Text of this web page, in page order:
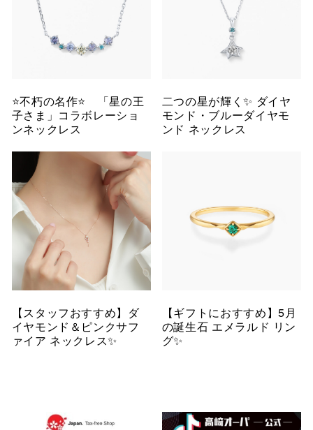
⭐️不朽の名作⭐️ 「星の王
子さま」コラボレーショ
ンネックレス
二つの星が輝く✨ ダイヤ
モンド・ブルーダイヤモ
ンド ネックレス
【スタッフおすすめ】ダ
イヤモンド＆ピンクサフ
ァイア ネックレス✨
【ギフトにおすすめ】5月
の誕生石 エメラルド リン
グ✨